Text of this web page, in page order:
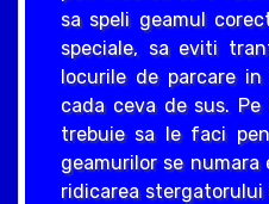
sa speli geamul
speciale, sa eviti
locurile de parcare
cada ceva de sus.
trebuie sa le faci
geamurilor se
ridicarea